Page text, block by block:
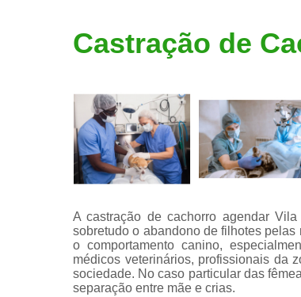
Castração de
A castração de cachorro agendar
sobretudo o abandono de filhotes
o comportamento canino,
médicos veterinários, profissionais da
sociedade. No caso particular das
separação entre mãe e crias.